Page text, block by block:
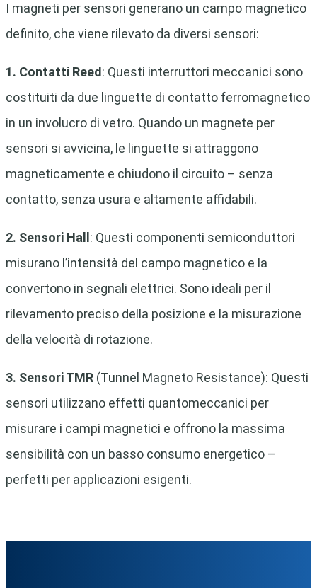
I magneti per sensori generano un campo magnetico
definito, che viene rilevato da diversi sensori:
1. Contatti Reed: Questi interruttori meccanici sono
costituiti da due linguette di contatto ferromagnetico
in un involucro di vetro. Quando un magnete per
sensori si avvicina, le linguette si attraggono
magneticamente e chiudono il circuito – senza
contatto, senza usura e altamente affidabili.
2. Sensori Hall : Questi componenti semiconduttori
misurano l’intensità del campo magnetico e la
convertono in segnali elettrici. Sono ideali per il
rilevamento preciso della posizione e la misurazione
della velocità di rotazione.
3. Sensori TMR (Tunnel Magneto Resistance): Questi
sensori utilizzano effetti quantomeccanici per
misurare i campi magnetici e offrono la massima
sensibilità con un basso consumo energetico –
perfetti per applicazioni esigenti.